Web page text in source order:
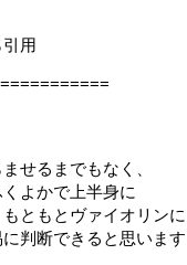
用
せるまでもなく、
よかで上半身に
ともとヴァイオリン
判断できると思いま